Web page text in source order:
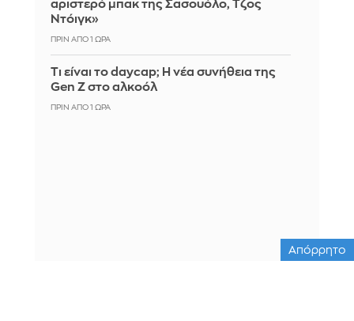
αριστερό μπακ της Σασουόλο, Τζος
Ντόιγκ»
ΠΡΙΝ ΑΠΌ 1 ΏΡΑ
Τι είναι το daycap; Η νέα συνήθεια της
Gen Z στο αλκοόλ
ΠΡΙΝ ΑΠΌ 1 ΏΡΑ
Απόρρητο